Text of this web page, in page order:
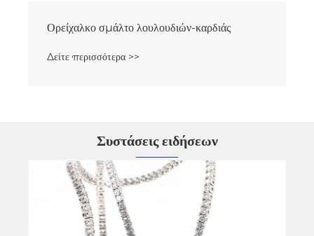
Ορείχαλκο σμάλτο λουλουδιών-καρδιάς
Δείτε περισσότερα >>
Συστάσεις ειδήσεων